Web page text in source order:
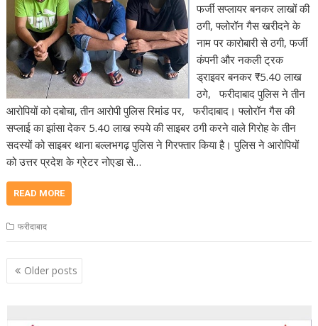
फर्जी सप्लायर बनकर लाखों की
ठगी, फ्लोरॉन गैस खरीदने के
नाम पर कारोबारी से ठगी, फर्जी
कंपनी और नकली ट्रक
ड्राइवर बनकर ₹5.40 लाख
ठगे, फरीदाबाद पुलिस ने तीन
आरोपियों को दबोचा, तीन आरोपी पुलिस रिमांड पर, फरीदाबाद। फ्लोरॉन गैस की
सप्लाई का झांसा देकर 5.40 लाख रुपये की साइबर ठगी करने वाले गिरोह के तीन
सदस्यों को साइबर थाना बल्लभगढ़ पुलिस ने गिरफ्तार किया है। पुलिस ने आरोपियों
को उत्तर प्रदेश के ग्रेटर नोएडा से…
READ MORE
फरीदाबाद
Posts
navigation
Older posts